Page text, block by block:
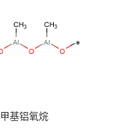
甲基铝氧烷